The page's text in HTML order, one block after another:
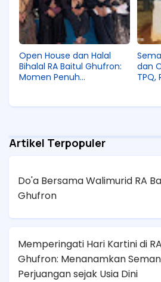
Open House dan Halal
Bihalal RA Baitul Ghufron:
Momen Penuh
dan
TPQ,
Artikel Terpopuler
Do'a Bersama Walimurid RA
Ghufron
Memperingati Hari Kartini di
Ghufron: Menanamkan
Perjuangan sejak Usia Dini